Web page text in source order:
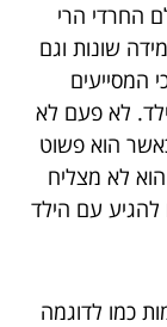
החרדי הרי
שונות וגם
המסייעים
לא פעם לא
הוא פשוט
לא מצליח
להגיע עם הילד
כמו לדוגמה